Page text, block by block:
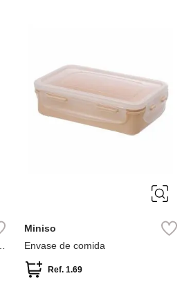
Miniso
Envase de comida
Ref. 1.69